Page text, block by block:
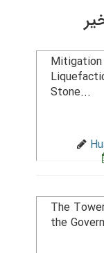
Stone...
The
the